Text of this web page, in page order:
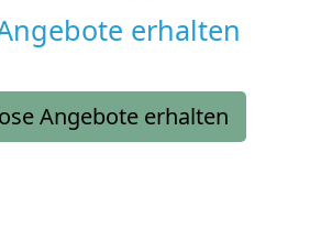
erhalten
Angebote erhalten